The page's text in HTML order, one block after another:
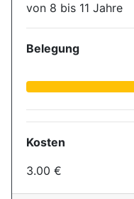
von 8 bis 11 Jahre
Belegung
Kosten
3.00 €